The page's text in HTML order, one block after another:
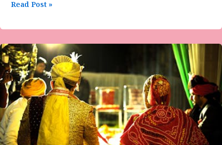
Read Post »
ಎ.ಎನ್.ರಮೇಶ್.ಗುಬ್ಬಿ
ಕವಿತೆ,ವಿವಾಹೋತ್ತರ
ಅವಾಂತರ.!